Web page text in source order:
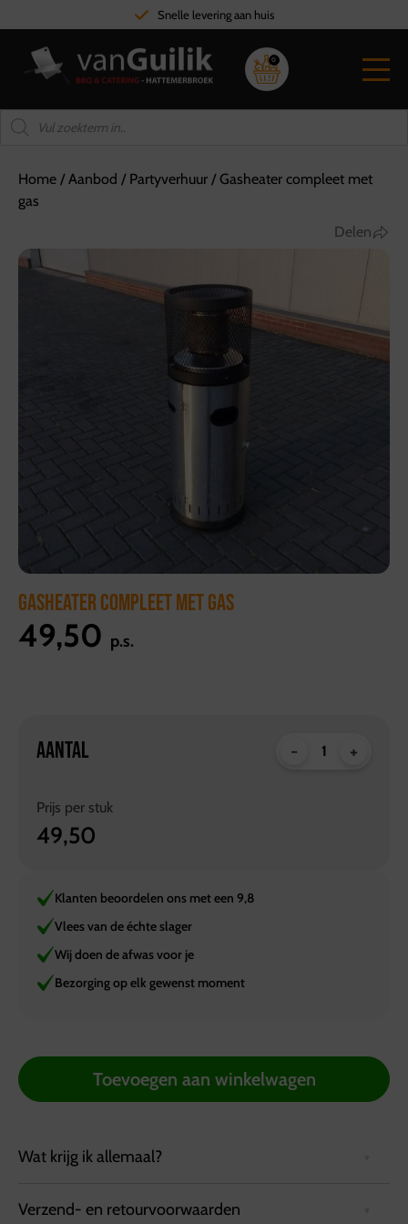
Snelle levering aan huis
0
Home /Aanbod / Partyverhuur /Gasheater compleet met
gas
GASHEATER COMPLEET MET GAS
Delen
49,50 p.s.
AANTAL - +
Prijs per stuk
49,50
Klanten beoordelen ons met een 9,8
Vlees van de échte slager
Wij doen de afwas voor je
Bezorging op elk gewenst moment
Toevoegen aan winkelwagen
Wat krijg ik allemaal?
Gasheater inclusief gas.
Verzend- en retourvoorwaarden